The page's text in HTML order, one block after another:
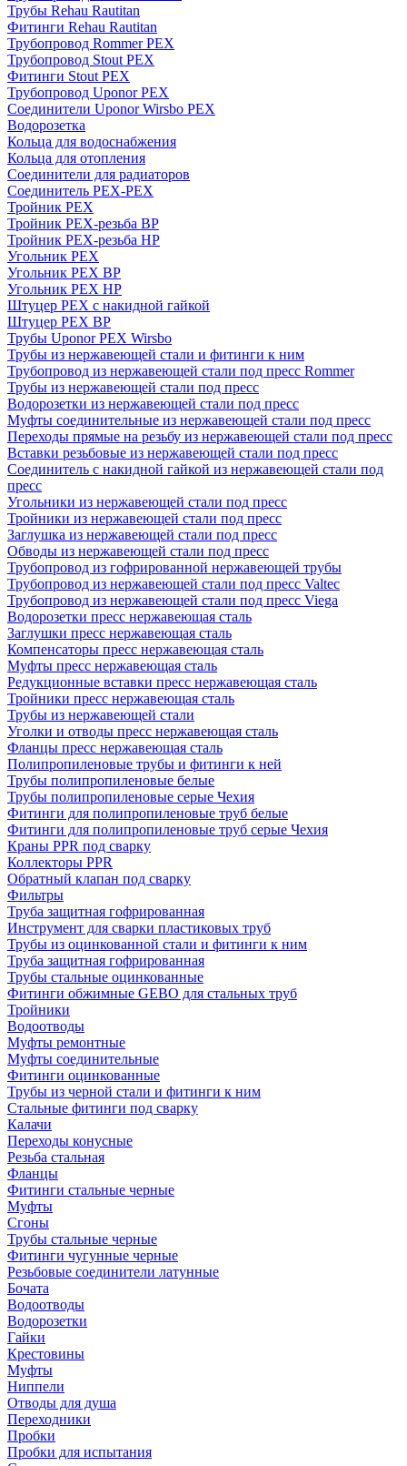
Трубы Rehau Rautitan
Фитинги Rehau Rautitan
Трубопровод Rommer PEX
Трубопровод Stout PEX
Фитинги Stout PEX
Трубопровод Uponor PEX
Соединители Uponor Wirsbo PEX
Водорозетка
Кольца для водоснабжения
Кольца для отопления
Соединители для радиаторов
Соединитель PEX-PEX
Тройник PEX
Тройник PEX-резьба ВР
Тройник PEX-резьба НР
Угольник PEX
Угольник PEX ВР
Угольник PEX НР
Штуцер PEX c накидной гайкой
Штуцер PEX ВР
Трубы Uponor PEX Wirsbo
Трубы из нержавеющей стали и фитинги к ним
Трубопровод из нержавеющей стали под пресс Rommer
Трубы из нержавеющей стали под пресс
Водорозетки из нержавеющей стали под пресс
Муфты соединительные из нержавеющей стали под пресс
Переходы прямые на резьбу из нержавеющей стали под пресс
Вставки резьбовые из нержавеющей стали под пресс
Соединитель с накидной гайкой из нержавеющей стали под
пресс
Угольники из нержавеющей стали под пресс
Тройники из нержавеющей стали под пресс
Заглушка из нержавеющей стали под пресс
Обводы из нержавеющей стали под пресс
Трубопровод из гофрированной нержавеющей трубы
Трубопровод из нержавеющей стали под пресс Valtec
Трубопровод из нержавеющей стали под пресс Viega
Водорозетки пресс нержавеющая сталь
Заглушки пресс нержавеющая сталь
Компенсаторы пресс нержавеющая сталь
Муфты пресс нержавеющая сталь
Редукционные вставки пресс нержавеющая сталь
Тройники пресс нержавеющая сталь
Трубы из нержавеющей стали
Уголки и отводы пресс нержавеющая сталь
Фланцы пресс нержавеющая сталь
Полипропиленовые трубы и фитинги к ней
Трубы полипропиленовые белые
Трубы полипропиленовые серые Чехия
Фитинги для полипропиленовые труб белые
Фитинги для полипропиленовые труб серые Чехия
Краны PPR под сварку
Коллекторы PPR
Обратный клапан под сварку
Фильтры
Труба защитная гофрированная
Инструмент для сварки пластиковых труб
Трубы из оцинкованной стали и фитинги к ним
Труба защитная гофрированная
Трубы стальные оцинкованные
Фитинги обжимные GEBO для стальных труб
Тройники
Водоотводы
Муфты ремонтные
Муфты соединительные
Фитинги оцинкованные
Трубы из черной стали и фитинги к ним
Стальные фитинги под сварку
Калачи
Переходы конусные
Резьба стальная
Фланцы
Фитинги стальные черные
Муфты
Сгоны
Трубы стальные черные
Фитинги чугунные черные
Резьбовые соединители латунные
Бочата
Водоотводы
Водорозетки
Гайки
Крестовины
Муфты
Ниппели
Отводы для душа
Переходники
Пробки
Пробки для испытания